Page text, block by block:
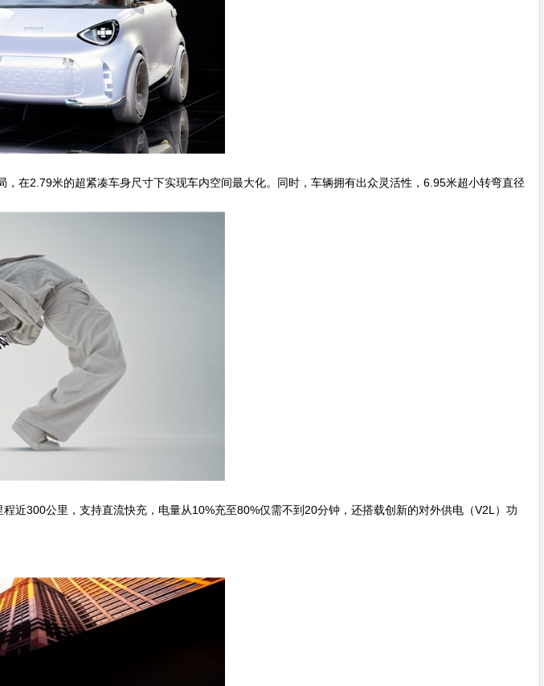
在2.79米的超紧凑车身尺寸下实现车内空间最大化。同时，车辆拥有出众灵活性，6.95米超小转弯直径
近300公里，支持直流快充，电量从10%充至80%仅需不到20分钟，还搭载创新的对外供电（V2L）功